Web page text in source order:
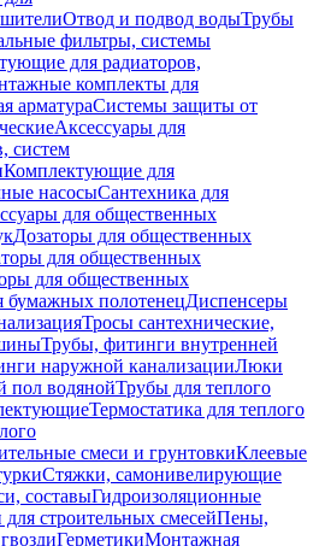
Отвод и подвод водыТрубы
фильтры, системы
для радиаторов,
комплекты для
арматураСистемы защиты от
Аксессуары для
систем
Комплектующие для
насосыСантехника для
для общественных
Дозаторы для общественных
для общественных
для общественных
бумажных полотенецДиспенсеры
Тросы сантехнические,
Трубы, фитинги внутренней
наружной канализацииЛюки
пол водянойТрубы для теплого
Термостатика для теплого
смеси и грунтовкиКлеевые
Стяжки, самонивелирующие
составыГидроизоляционные
строительных смесейПены,
ГерметикиМонтажная